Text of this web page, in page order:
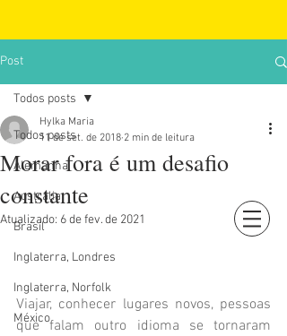
Post
Todos posts
Alemanha
Austrália
Brasil
Inglaterra, Londres
Inglaterra, Norfolk
México
Todos posts
Morar fora é um desafio
constante
Hylka Maria
11 de set. de 2018 2 min de leitura
Atualizado: 6 de fev. de 2021
Viajar, conhecer lugares novos, pessoas
que falam outro idioma se tornaram